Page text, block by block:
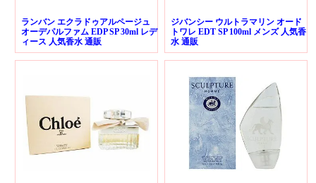
ランバン エクラドゥアルページュ
オーデパルファム EDP SP 30ml レデ
ィース 人気香水 通販
ジバンシー ウルトラマリン オード
トワレ EDT SP 100ml メンズ 人気香
水 通販